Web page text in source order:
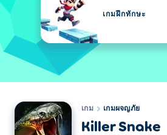
เกมฝึกทักษะ
เกม เกมผจญภัย
Killer Snake